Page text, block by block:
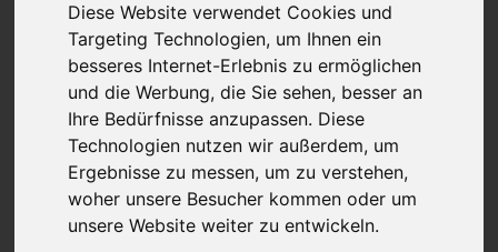
Diese Website verwendet Cookies und
Targeting Technologien, um Ihnen ein
besseres Internet-Erlebnis zu ermöglichen
und die Werbung, die Sie sehen, besser an
Ihre Bedürfnisse anzupassen. Diese
Technologien nutzen wir außerdem, um
Ergebnisse zu messen, um zu verstehen,
woher unsere Besucher kommen oder um
unsere Website weiter zu entwickeln.
Home
Modulfinder
Veranstaltungen
Netzwerk
Bildungsanbieter
Mitglieder
Mitglied werden
Werbung schalten
über uns
Kontakt
Lounge